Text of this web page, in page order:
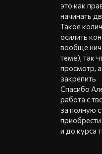
это как
начинать
Такое
осилить
вообще
теме), так
просмотр,
закрепить
Спасибо
работа с
за полную
и до курса